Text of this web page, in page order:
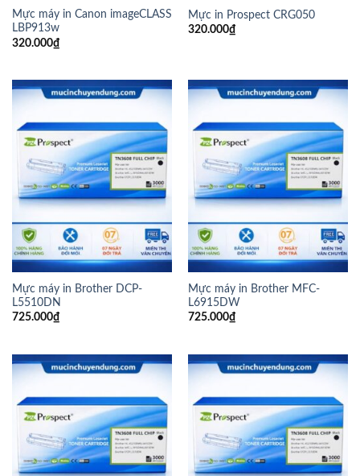
Mực máy in Canon imageCLASS
LBP913w
320.000₫
Mực in Prospect CRG050
320.000₫
Mực máy in Brother DCP-
L5510DN
725.000₫
Mực máy in Brother MFC-
L6915DW
725.000₫